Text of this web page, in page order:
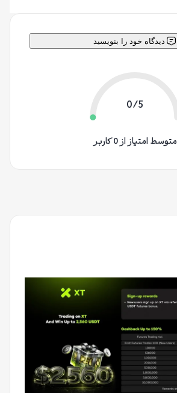
دیدگاه خود را بنویسید
0/5
متوسط امتیاز از 0 کاربر